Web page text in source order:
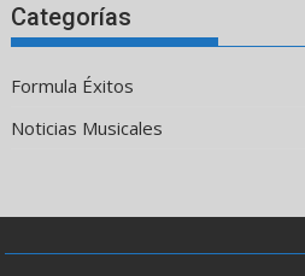
Categorías
Formula Éxitos
Noticias Musicales